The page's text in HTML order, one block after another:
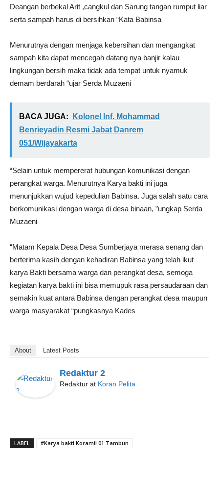
Deangan berbekal Arit ,cangkul dan Sarung tangan rumput liar
serta sampah harus di bersihkan “Kata Babinsa
Menurutnya dengan menjaga kebersihan dan mengangkat
sampah kita dapat mencegah datang nya banjir kalau
lingkungan bersih maka tidak ada tempat untuk nyamuk
demam berdarah “ujar Serda Muzaeni
BACA JUGA:
Kolonel Inf. Mohammad
Benrieyadin Resmi Jabat Danrem
051/Wijayakarta
“Selain untuk mempererat hubungan komunikasi dengan
perangkat warga. Menurutnya Karya bakti ini juga
menunjukkan wujud kepedulian Babinsa. Juga salah satu cara
berkomunikasi dengan warga di desa binaan, ”ungkap Serda
Muzaeni
“Matam Kepala Desa Desa Sumberjaya merasa senang dan
berterima kasih dengan kehadiran Babinsa yang telah ikut
karya Bakti bersama warga dan perangkat desa, semoga
kegiatan karya bakti ini bisa memupuk rasa persaudaraan dan
semakin kuat antara Babinsa dengan perangkat desa maupun
warga masyarakat “pungkasnya Kades
About Latest Posts
Redaktur 2
Redaktur at Koran Pelita
LABEL #Karya bakti Koramil 01 Tambun